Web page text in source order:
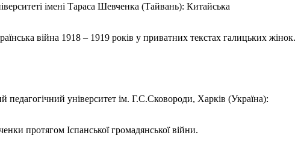
імені Тараса Шевченка (Тайвань): Китайська
війна 1918 – 1919 років у приватних текстах галицьких жінок.
університет ім. Г.С.Сковороди, Харків (Україна):
протягом Іспанської громадянської війни.